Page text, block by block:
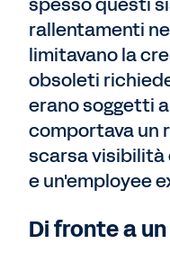
rallentamenti
limitavano la
obsoleti
erano soggetti
comportava un
scarsa visibilità
e un'employee
Di fronte a